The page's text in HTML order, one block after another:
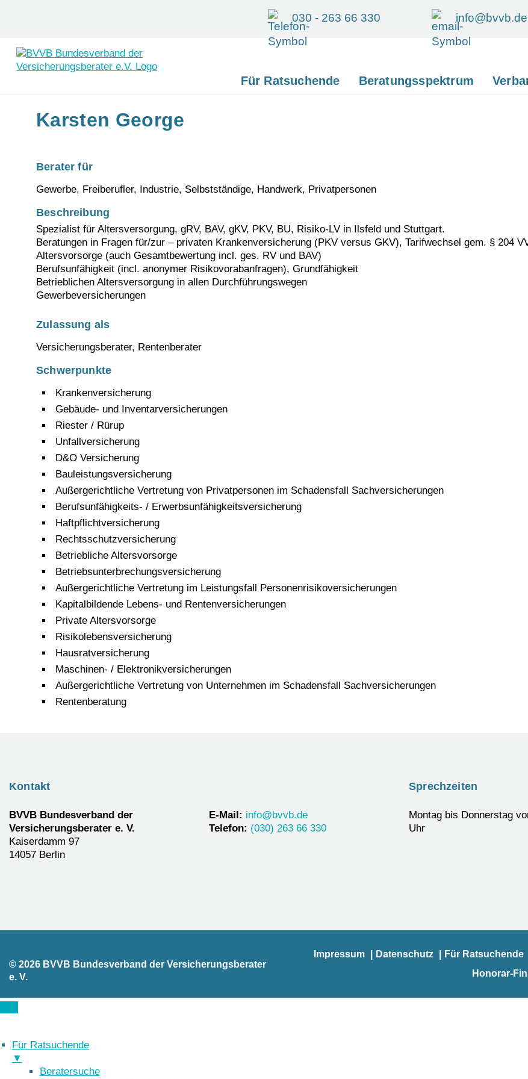
030 - 263 66 330 info@bvvb.de
Für Ratsuchende Beratungsspektrum
Karsten George
Berater für
Gewerbe, Freiberufler, Industrie, Selbstständige, Handwerk, Privatpersonen
Beschreibung
Spezialist für Altersversorgung, gRV, BAV, gKV, PKV, BU, Risiko-LV in Ilsfeld und Stuttgart.
Beratungen in Fragen für/zur – privaten Krankenversicherung (PKV versus GKV), Tarifwechsel gem. § 204
Altersvorsorge (auch Gesamtbewertung incl. ges. RV und BAV)
Berufsunfähigkeit (incl. anonymer Risikovorabanfragen), Grundfähigkeit
Betrieblichen Altersversorgung in allen Durchführungswegen
Gewerbeversicherungen
Zulassung als
Versicherungsberater, Rentenberater
Schwerpunkte
Krankenversicherung
Gebäude- und Inventarversicherungen
Riester / Rürup
Unfallversicherung
D&O Versicherung
Bauleistungsversicherung
Außergerichtliche Vertretung von Privatpersonen im Schadensfall Sachversicherungen
Berufsunfähigkeits- / Erwerbsunfähigkeitsversicherung
Haftpflichtversicherung
Rechtsschutzversicherung
Betriebliche Altersvorsorge
Betriebsunterbrechungsversicherung
Außergerichtliche Vertretung im Leistungsfall Personenrisikoversicherungen
Kapitalbildende Lebens- und Rentenversicherungen
Private Altersvorsorge
Risikolebensversicherung
Hausratversicherung
Maschinen- / Elektronikversicherungen
Außergerichtliche Vertretung von Unternehmen im Schadensfall Sachversicherungen
Rentenberatung
Kontakt
BVVB Bundesverband der
Versicherungsberater e. V.
Kaiserdamm 97
14057 Berlin
E-Mail: info@bvvb.de
Telefon: (030) 263 66 330
Sprechzeiten
Montag bis Donnerstag
Uhr
© 2026 BVVB Bundesverband der Versicherungsberater
e. V.
Impressum Datenschutz Für Ratsuchende
Honorar-
Für Ratsuchende
▼
Beratersuche